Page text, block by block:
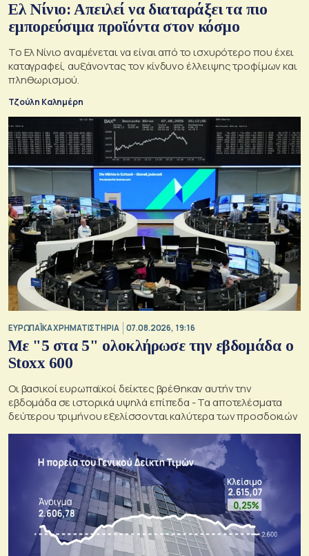
Ελ Νίνιο: Απειλεί να διαταράξει τα πιο
εμπορεύσιμα προϊόντα στον κόσμο
Το Ελ Νίνιο αναμένεται να είναι από το ισχυρότερο που έχει
καταγραφεί, αυξάνοντας τον κίνδυνο έλλειψης τροφίμων και
πληθωρισμού.
Τζούλη Καλημέρη
ΕΥΡΩΠΑΪΚΑ ΧΡΗΜΑΤΙΣΤΗΡΙΑ 07.08.2026, 19:16
Με "5 στα 5" ολοκλήρωσε την εβδομάδα ο
Stoxx 600
Οι βασικοί ευρωπαϊκοί δείκτες βρέθηκαν αυτήν την
εβδομάδα σε ιστορικά υψηλά επίπεδα - Τα αποτελέσματα
δεύτερου τριμήνου εξελίσσονται καλύτερα των προσδοκιών